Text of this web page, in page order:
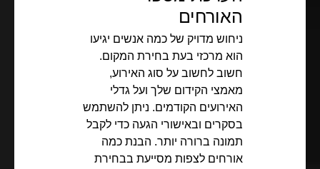
האורחים
ניחוש מדויק של כמה אנשים יגיעו
הוא מרכזי בעת בחירת המקום.
חשוב לחשוב על סוג האירוע,
מאמצי הקידום שלך ועל גדלי
האירועים הקודמים. ניתן להשתמש
בסקרים ובאישורי הגעה כדי לקבל
תמונה ברורה יותר. הבנת כמה
אורחים לצפות מסייעת בבחירת